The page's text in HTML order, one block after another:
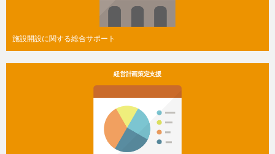
施設開設に関する総合サポート
経営計画策定支援